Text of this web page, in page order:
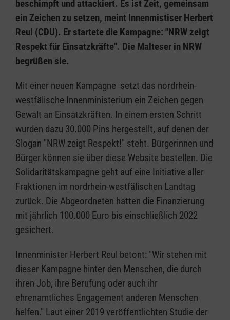
beschimpft und attackiert. Es ist Zeit, gemeinsam
ein Zeichen zu setzen, meint Innenmistiser Herbert
Reul (CDU). Er startete die Kampagne: "NRW zeigt
Respekt für Einsatzkräfte". Die Malteser in NRW
begrüßen sie.
Mit einer neuen Kampagne setzt das nordrhein-
westfälische Innenministerium ein Zeichen gegen
Gewalt an Einsatzkräften. In einem ersten Schritt
wurden dazu 30.000 Pins hergestellt, auf denen der
Slogan "NRW zeigt Respekt!" steht. Bürgerinnen und
Bürger können sie über diese Website bestellen. Die
Solidaritätskampagne geht auf eine Initiative aller
Fraktionen im nordrhein-westfälischen Landtag
zurück. Die Abgeordneten hatten die Finanzierung
mit jährlich 100.000 Euro bis einschließlich 2022
gesichert.
Innenminister Herbert Reul betont: "Wir stehen mit
dieser Kampagne hinter den Menschen, die durch
ihren Job, ihre Berufung oder auch ihr
ehrenamtliches Engagement anderen Menschen
helfen." Laut einer 2019 veröffentlichten Studie der